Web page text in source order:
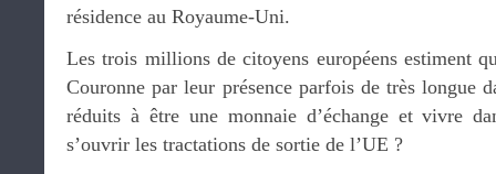
résidence au Royaume-Uni.
Les trois millions de citoyens européens estiment
Couronne par leur présence parfois de très longue
réduits à être une monnaie d’échange et vivre
s’ouvrir les tractations de sortie de l’UE ?